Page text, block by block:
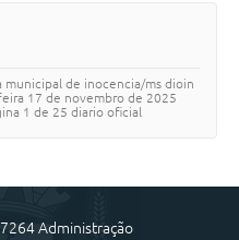
de inocencia/ms dioin
17 de novembro de 2025
1 de 25 diario oficial
Administração